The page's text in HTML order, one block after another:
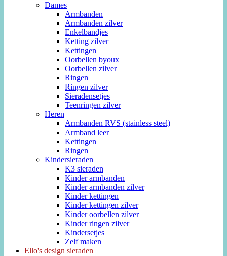
Dames
Armbanden
Armbanden zilver
Enkelbandjes
Ketting zilver
Kettingen
Oorbellen byoux
Oorbellen zilver
Ringen
Ringen zilver
Sieradensetjes
Teenringen zilver
Heren
Armbanden RVS (stainless steel)
Armband leer
Kettingen
Ringen
Kindersieraden
K3 sieraden
Kinder armbanden
Kinder armbanden zilver
Kinder kettingen
Kinder kettingen zilver
Kinder oorbellen zilver
Kinder ringen zilver
Kindersetjes
Zelf maken
Ello's design sieraden